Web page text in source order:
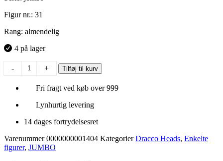
Figur nr.: 31
Rang: almendelig
4 på lager
-
grøn
+ Tilføj til kurv
Fri fragt ved køb over 999
Lynhurtig levering
14 dages fortrydelsesret
Varenummer0000000001404 Kategorier Dracco Heads, Enkelte
figurer, JUMBO